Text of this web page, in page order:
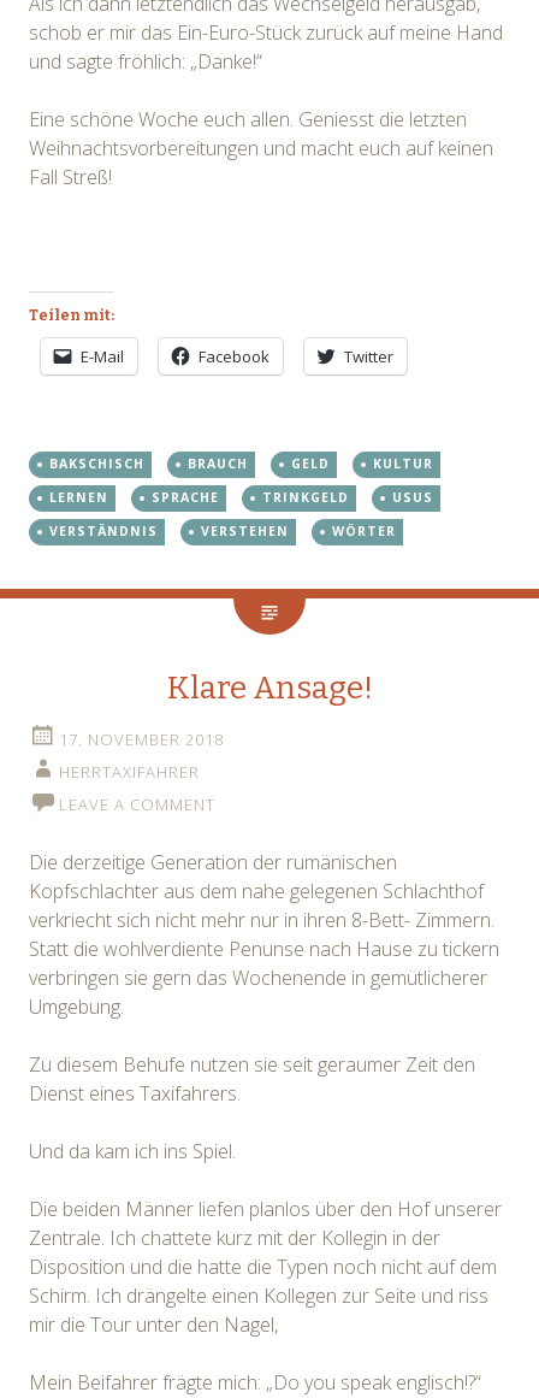
schob er mir das Ein-Euro-Stück zurück auf meine Hand
und sagte fröhlich: „Danke!“
Eine schöne Woche euch allen. Geniesst die letzten
Weihnachtsvorbereitungen und macht euch auf keinen
Fall Streß!
Teilen mit:
E-Mail Facebook Twitter
BAKSCHISCH BRAUCH GELD
KULTUR
LERNEN
SPRACHE TRINKGELD
USUS
VERSTÄNDNIS
VERSTEHEN WÖRTER
Klare Ansage!
17. NOVEMBER 2018
HERRTAXIFAHRER
LEAVE A COMMENT
Die derzeitige Generation der rumänischen
Kopfschlachter aus dem nahe gelegenen Schlachthof
verkriecht sich nicht mehr nur in ihren 8-Bett- Zimmern.
Statt die wohlverdiente Penunse nach Hause zu tickern
verbringen sie gern das Wochenende in gemütlicherer
Umgebung.
Zu diesem Behufe nutzen sie seit geraumer Zeit den
Dienst eines Taxifahrers.
Und da kam ich ins Spiel.
Die beiden Männer liefen planlos über den Hof unserer
Zentrale. Ich chattete kurz mit der Kollegin in der
Disposition und die hatte die Typen noch nicht auf dem
Schirm. Ich drängelte einen Kollegen zur Seite und riss
mir die Tour unter den Nagel,
Mein Beifahrer frägte mich: „Do you speak englisch!?“